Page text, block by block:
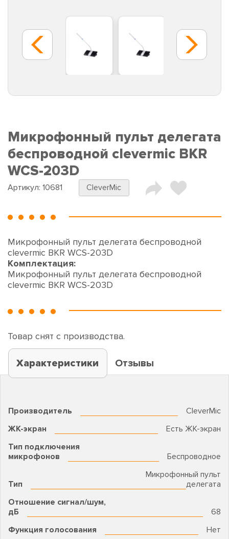
Микрофонный пульт делегата
беспроводной clevermic BKR
WCS-203D
Артикул: 10681 CleverMic
Микрофонный пульт делегата беспроводной
clevermic BKR WCS-203D
Комплектация:
Микрофонный пульт делегата беспроводной
clevermic BKR WCS-203D
Товар снят с производства.
Характеристики Отзывы
Производитель
CleverMic
ЖК-экран
Есть ЖК-экран
Тип подключения
микрофонов
Беспроводное
Тип
Микрофонный пульт
делегата
Отношение сигнал/шум,
дБ
68
Функция голосования
Нет